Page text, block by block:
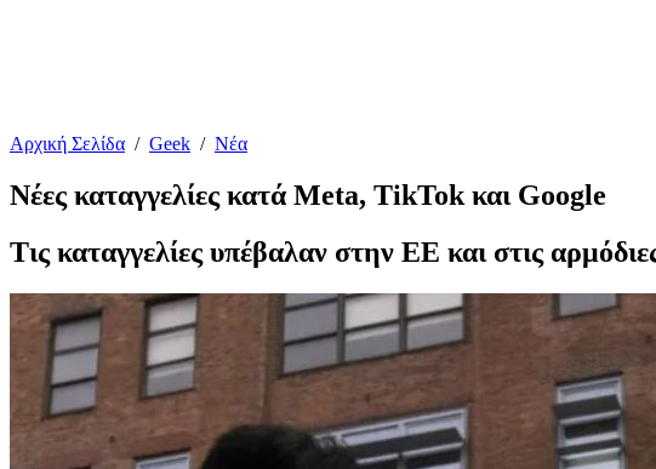
Αρχική Σελίδα / Geek / Νέα
Νέες καταγγελίες κατά Meta, TikTok και Google
Τις καταγγελίες υπέβαλαν στην ΕΕ και στις